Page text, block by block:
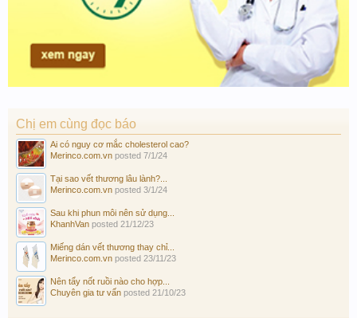
Chị em cùng đọc báo
Ai có nguy cơ mắc cholesterol cao?
Merinco.com.vn posted 7/1/24
Tại sao vết thương lâu lành?...
Merinco.com.vn posted 3/1/24
Sau khi phun môi nên sử dụng...
KhanhVan posted 21/12/23
Miếng dán vết thương thay chỉ...
Merinco.com.vn posted 23/11/23
Nên tẩy nốt ruồi nào cho hợp...
Chuyên gia tư vấn posted 21/10/23